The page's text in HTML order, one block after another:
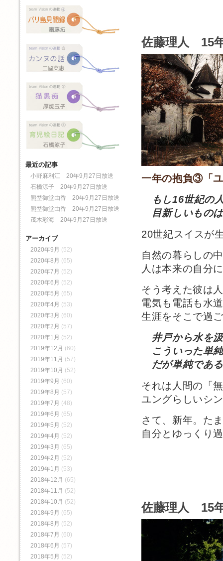
佐藤理人 15
一年の抱負③「
もし16世紀の
目新しいもの
20世紀スイスが
自然の暮らしの
人は本来の自分
そう考えた彼は
電気も電話も水
生涯をそこで過
井戸から水を
こういった単
だが単純であ
それは人間の「
ユングらしいシ
さて、新年。た
自分とゆっくり
佐藤理人 15
最近の記事
小野麻利江 20年9月27日放送
石橋涼子 20年9月27日放送
熊埜御堂由香 20年9月27日放送
熊埜御堂由香 20年9月27日放送
茂木彩海 20年9月27日放送
アーカイブ
2020年9月 (52)
2020年8月 (65)
2020年7月 (52)
2020年6月 (52)
2020年5月 (65)
2020年4月 (53)
2020年3月 (60)
2020年2月 (57)
2020年1月 (52)
2019年12月 (60)
2019年11月 (57)
2019年10月 (52)
2019年9月 (60)
2019年8月 (57)
2019年7月 (48)
2019年6月 (65)
2019年5月 (52)
2019年4月 (52)
2019年3月 (65)
2019年2月 (52)
2019年1月 (53)
2018年12月 (65)
2018年11月 (52)
2018年10月 (52)
2018年9月 (65)
2018年8月 (52)
2018年7月 (60)
2018年6月 (57)
2018年5月 (52)